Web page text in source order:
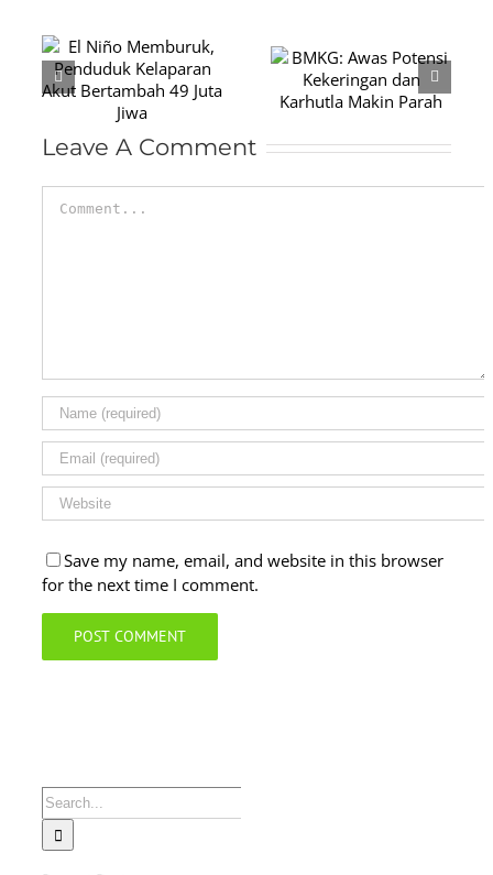
BMKG: Awas
Potensi
Kekeringan
Makin Parah
Alarm Iklim
Menyala dari
Leave A Comment
Save my name, email, and website in this browser
for the next time I comment.
Search
for: